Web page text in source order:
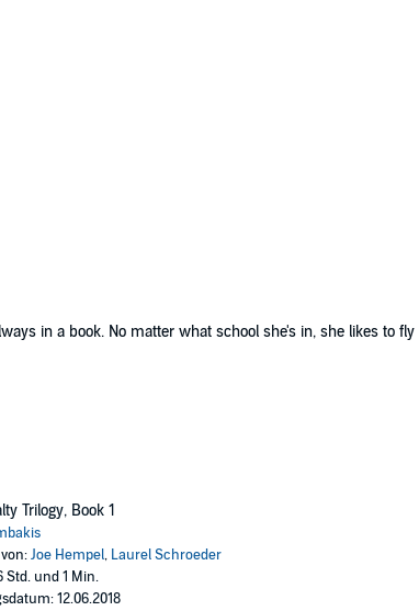
in a book. No matter what school she's in, she likes to
and Lucian Harris. They enter Callyn's life like a
will be changed. They will bring about a change. A change
Trilogy, Book 1
Joe Hempel, Laurel Schroeder
Std. und 1 Min.
12.06.2018